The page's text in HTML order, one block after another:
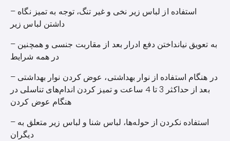
– استفاده از لباس زیر نخی و غیر تنگ، توجه به تمیز نگاه
داشتن لباس زیر
– به تعویق نیانداختن دفع ادرار بعد از مقاربت جنسی و همچنین
در همه شرایط
– در هنگام استفاده از نوار بهداشتی، عوض کردن نوار بهداشتی
بعد از حداکثر 3 تا 4 ساعت و تمیز کردن اندام‌های تناسلی در
هنگام عوض کردن
– استفاده نکردن از حوله‌ها، لباس شنا و لباس زیر متعلق به
دیگران